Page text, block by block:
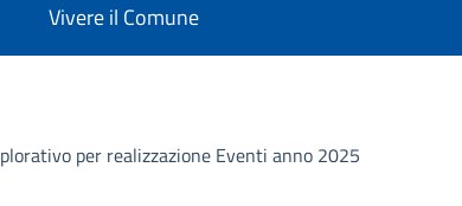
Vivere il Comune
per realizzazione Eventi anno 2025